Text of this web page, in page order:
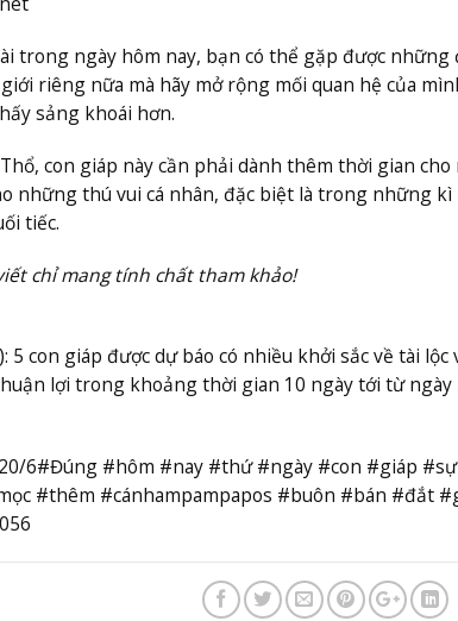
trong ngày hôm nay, bạn có thể gặp được
riêng nữa mà hãy mở rộng mối quan hệ của
sảng khoái hơn.
con giáp này cần phải dành thêm thời gian
những thú vui cá nhân, đặc biệt là trong những
tiếc.
chỉ mang tính chất tham khảo!
5 con giáp được dự báo có nhiều khởi sắc về tài lộc
lợi trong khoảng thời gian 10 ngày tới từ ngày
6#Đúng #hôm #nay #thứ #ngày #con #giáp
#thêm #cánhampampapos #buôn #bán #đắt